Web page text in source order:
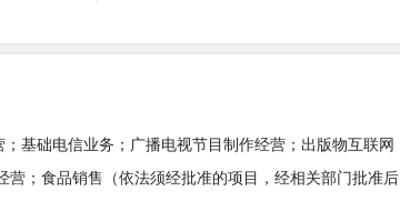
基础电信业务；广播电视节目制作经营；出版物互联网
；食品销售（依法须经批准的项目，经相关部门批准后